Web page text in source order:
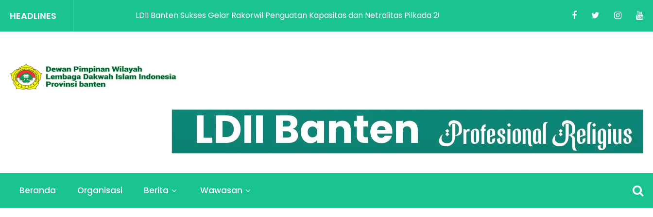
HEADLINES LDII Banten Sukses Gelar Rakorwil Penguatan Kapasitas dan Netralitas Pilkada 2024 LDII Banten Helat Acara Peningkatan Kompetensi
Beranda Organisasi Berita Wawasan